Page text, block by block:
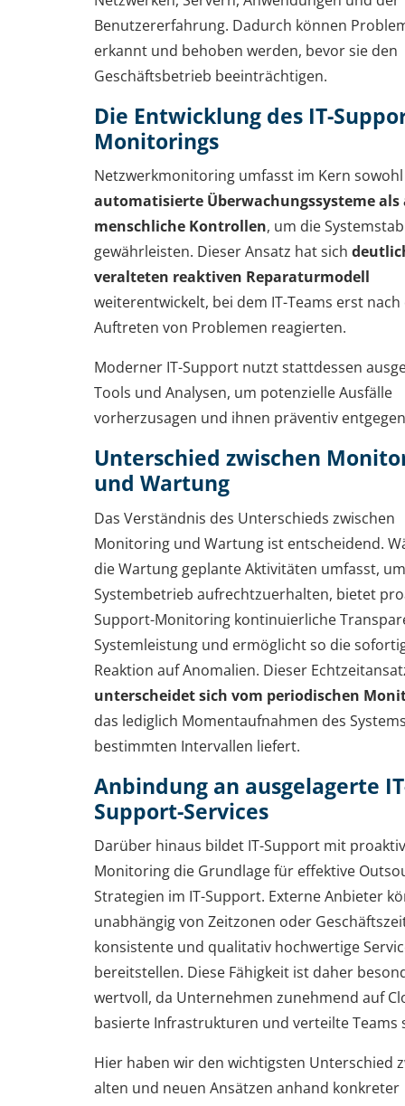
Benutzererfahrung. Dadurch können
erkannt und behoben werden, bevor sie den
Geschäftsbetrieb beeinträchtigen.
Die Entwicklung des IT-
Monitorings
Netzwerkmonitoring umfasst im Kern sowohl
automatisierte Überwachungssysteme als
menschliche Kontrollen, um die
gewährleisten. Dieser Ansatz hat sich
veralteten reaktiven Reparaturmodell
weiterentwickelt, bei dem IT-Teams erst nach
Auftreten von Problemen reagierten.
Moderner IT-Support nutzt stattdessen
Tools und Analysen, um potenzielle Ausfälle
vorherzusagen und ihnen präventiv
Unterschied zwischen
und Wartung
Das Verständnis des Unterschieds zwischen
Monitoring und Wartung ist entscheidend.
die Wartung geplante Aktivitäten umfasst,
Systembetrieb aufrechtzuerhalten, bietet
Support-Monitoring kontinuierliche
Systemleistung und ermöglicht so die
Reaktion auf Anomalien. Dieser
unterscheidet sich vom periodischen
das lediglich Momentaufnahmen des
bestimmten Intervallen liefert.
Anbindung an ausgelagerte
Support-Services
Darüber hinaus bildet IT-Support mit
Monitoring die Grundlage für effektive
Strategien im IT-Support. Externe Anbieter
unabhängig von Zeitzonen oder
konsistente und qualitativ hochwertige
bereitstellen. Diese Fähigkeit ist daher
wertvoll, da Unternehmen zunehmend auf
basierte Infrastrukturen und verteilte Teams
Hier haben wir den wichtigsten Unterschied
alten und neuen Ansätzen anhand konkreter